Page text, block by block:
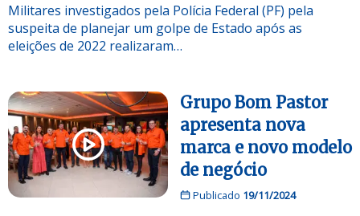
Militares investigados pela Polícia Federal (PF) pela
suspeita de planejar um golpe de Estado após as
eleições de 2022 realizaram…
Grupo Bom Pastor
apresenta nova
marca e novo modelo
de negócio
Publicado 19/11/2024